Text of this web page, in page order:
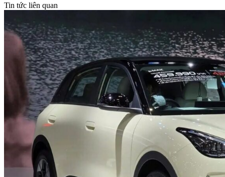
Tin tức liên quan